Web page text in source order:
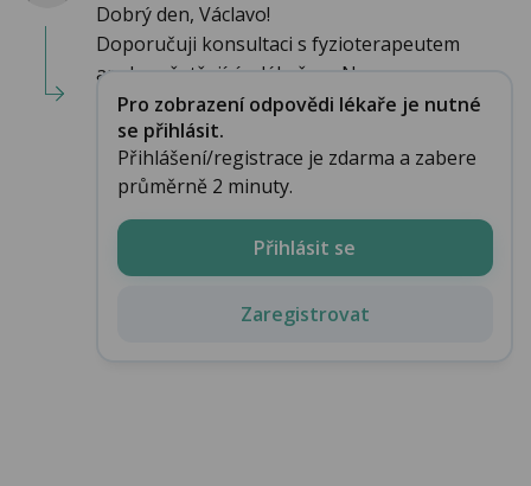
Dobrý den, Václavo!
Doporučuji konsultaci s fyzioterapeutem
anebo ošetřujícím lékařem. Nem...
Pro zobrazení odpovědi lékaře je nutné
se přihlásit.
Přihlášení/registrace je zdarma a zabere
průměrně 2 minuty.
Přihlásit se
Zaregistrovat